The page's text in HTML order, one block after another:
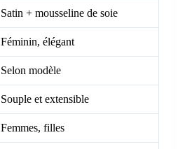
Satin + mousseline de soie
Féminin, élégant
Selon modèle
Souple et extensible
Femmes, filles